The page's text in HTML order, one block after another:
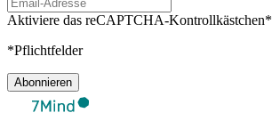
Aktiviere das reCAPTCHA-Kontrollkästchen*
*Pflichtfelder
Abonnieren